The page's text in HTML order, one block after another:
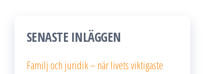
SENASTE INLÄGGEN
Familj och juridik – när livets viktigaste